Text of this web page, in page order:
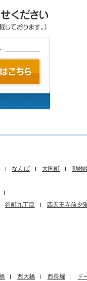
なんば 大国町 動物
谷町九丁目 四天王寺前夕
西大橋 西長堀
ド